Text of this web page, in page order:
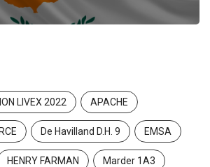
LIVEX 2022 APACHE
De Havilland D.H. 9 EMSA
HENRY FARMAN Marder 1A3